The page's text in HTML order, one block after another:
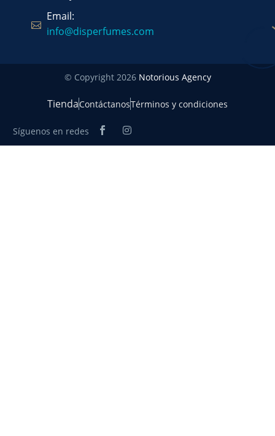
Email:
info@disperfumes.com
© Copyright 2026 Notorious Agency
TiendaContáctanosTérminos y condiciones
Síguenos en redes